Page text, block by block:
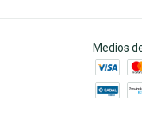
Medios